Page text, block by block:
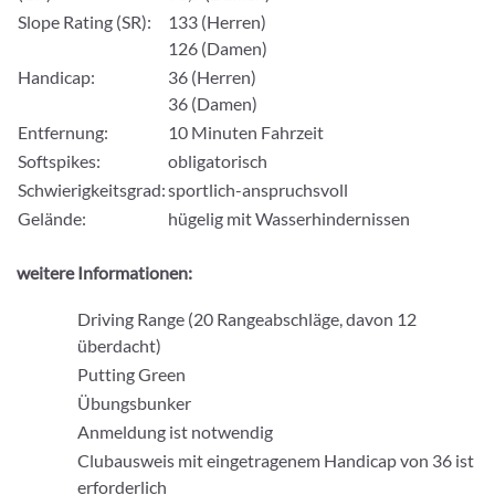
Slope Rating (SR):
133 (Herren)
126 (Damen)
Handicap:
36 (Herren)
36 (Damen)
Entfernung:
10 Minuten Fahrzeit
Softspikes:
obligatorisch
Schwierigkeitsgrad:sportlich-anspruchsvoll
Gelände:
hügelig mit Wasserhindernissen
weitere Informationen:
Driving Range (20 Rangeabschläge, davon 12
überdacht)
Putting Green
Übungsbunker
Anmeldung ist notwendig
Clubausweis mit eingetragenem Handicap von 36 ist
erforderlich